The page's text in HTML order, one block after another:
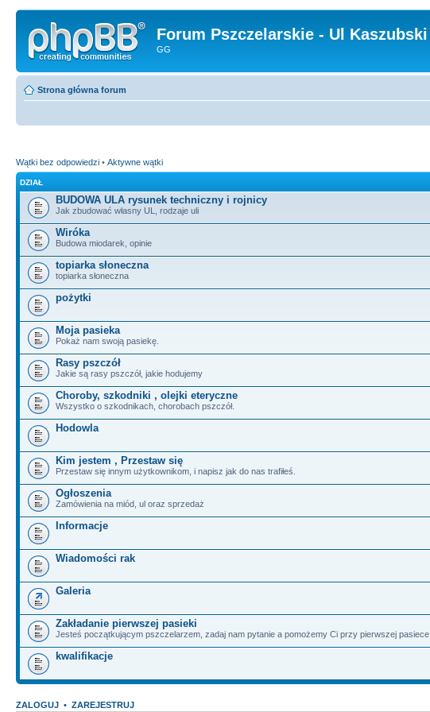
Forum Pszczelarskie - Ul Kaszubski
GG
Strona główna forum
Wątki bez odpowiedzi • Aktywne wątki
DZIAŁ
BUDOWA ULA rysunek techniczny i rojnicy
Jak zbudować własny UL, rodzaje uli
Wiróka
Budowa miodarek, opinie
topiarka słoneczna
topiarka słoneczna
pożytki
Moja pasieka
Pokaż nam swoją pasiekę.
Rasy pszczół
Jakie są rasy pszczół, jakie hodujemy
Choroby, szkodniki , olejki eteryczne
Wszystko o szkodnikach, chorobach pszczół.
Hodowla
Kim jestem , Przestaw się
Przestaw się innym użytkownikom, i napisz jak do nas trafiłeś.
Ogłoszenia
Zamówienia na miód, ul oraz sprzedaż
Informacje
Wiadomości rak
Galeria
Zakładanie pierwszej pasieki
Jesteś początkującym pszczelarzem, zadaj nam pytanie a pomożemy Ci przy pierwszej pasiece
kwalifikacje
ZALOGUJ • ZAREJESTRUJ